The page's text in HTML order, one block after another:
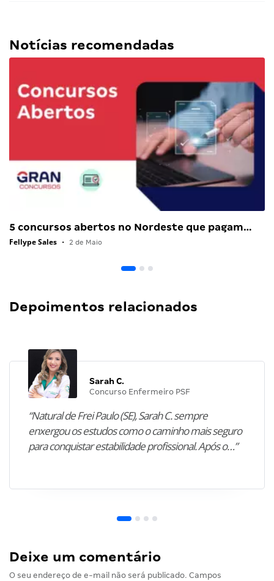
Notícias recomendadas
5 concursos abertos no Nordeste que pagam…
Fellype Sales • 2 de Maio
Depoimentos relacionados
Sarah C.
Concurso Enfermeiro PSF
“Natural de Frei Paulo (SE), Sarah C. sempre
enxergou os estudos como o caminho mais seguro
para conquistar estabilidade profissional. Após o…”
Deixe um comentário
O seu endereço de e-mail não será publicado. Campos